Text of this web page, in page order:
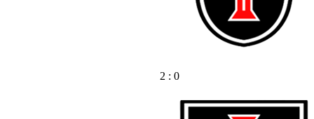
2 : 0